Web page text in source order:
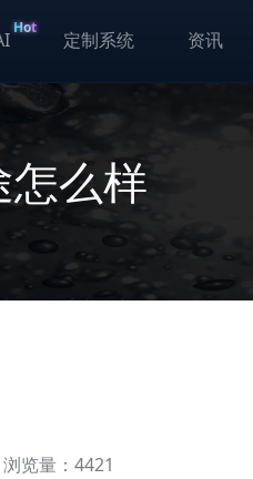
Hot
定制系统 资讯
么样
浏览量：4421